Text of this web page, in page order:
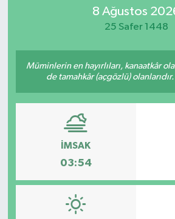
8 Ağustos
25 Safer 1448
Müminlerin en hayırlıları, kanaatkâr
de tamahkâr (açgözlü)
İMSAK
03:54